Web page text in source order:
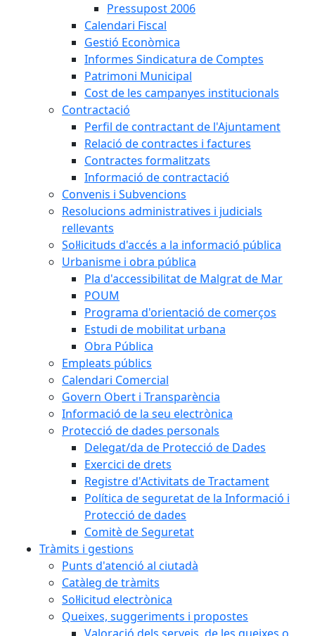
Pressupost 2006
Calendari Fiscal
Gestió Econòmica
Informes Sindicatura de Comptes
Patrimoni Municipal
Cost de les campanyes institucionals
Contractació
Perfil de contractant de l'Ajuntament
Relació de contractes i factures
Contractes formalitzats
Informació de contractació
Convenis i Subvencions
Resolucions administratives i judicials
rellevants
Sol·licituds d'accés a la informació pública
Urbanisme i obra pública
Pla d'accessibilitat de Malgrat de Mar
POUM
Programa d'orientació de comerços
Estudi de mobilitat urbana
Obra Pública
Empleats públics
Calendari Comercial
Govern Obert i Transparència
Informació de la seu electrònica
Protecció de dades personals
Delegat/da de Protecció de Dades
Exercici de drets
Registre d'Activitats de Tractament
Política de seguretat de la Informació i
Protecció de dades
Comitè de Seguretat
Tràmits i gestions
Punts d'atenció al ciutadà
Catàleg de tràmits
Sol·licitud electrònica
Queixes, suggeriments i propostes